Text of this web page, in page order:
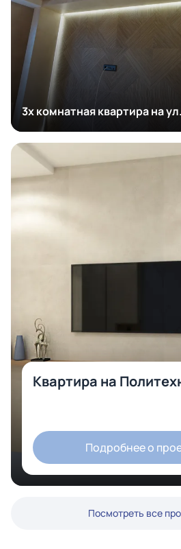
3х комнатная квартира на ул.
Дубовская
Квартира на
Подробнее о
Посмотреть все